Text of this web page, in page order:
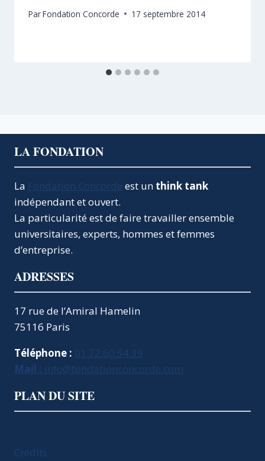
ParFondation Concorde 17 septembre 2014
LA FONDATION
La Fondation Concorde est un think tank
indépendant et ouvert.
La particularité est de faire travailler ensemble
universitaires, experts, hommes et femmes
d’entreprise.
ADRESSES
17 rue de l’Amiral Hamelin
75116 Paris
Téléphone : 01.72.60.54.39
Mail : info@fondationconcorde.com
PLAN DU SITE
Crédits